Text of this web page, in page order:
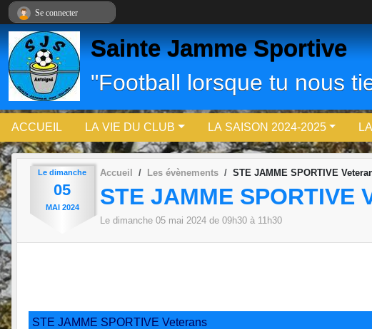
Sainte Jamme Sportive
"Football lorsque tu nous
ACCUEIL LA VIE DU CLUB LA SAISON 2024-2025
Le dimanche
05
MAI 2024
Accueil Les évènements STE JAMME SPORTIVE
STE JAMME SPORTIVE
Le dimanche 05 mai 2024 de 09h30 à 11h30
STE JAMME SPORTIVE Veterans
Se connecter
Panneau de gestion des cookies